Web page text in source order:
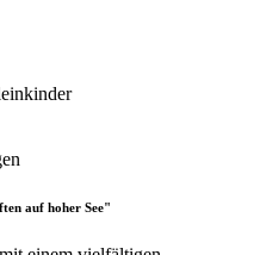
auf hoher See"